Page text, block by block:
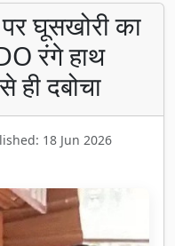
घूसखोरी का
रंगे हाथ
ही दबोचा
18 Jun 2026